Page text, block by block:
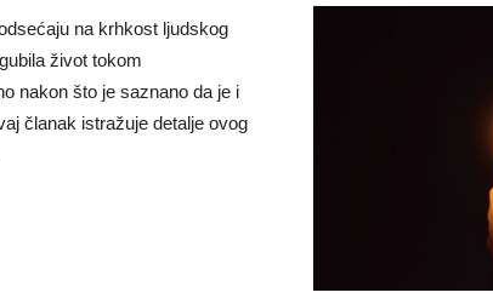
na krhkost ljudskog
život tokom
nakon što je saznano da je i
članak istražuje detalje ovog